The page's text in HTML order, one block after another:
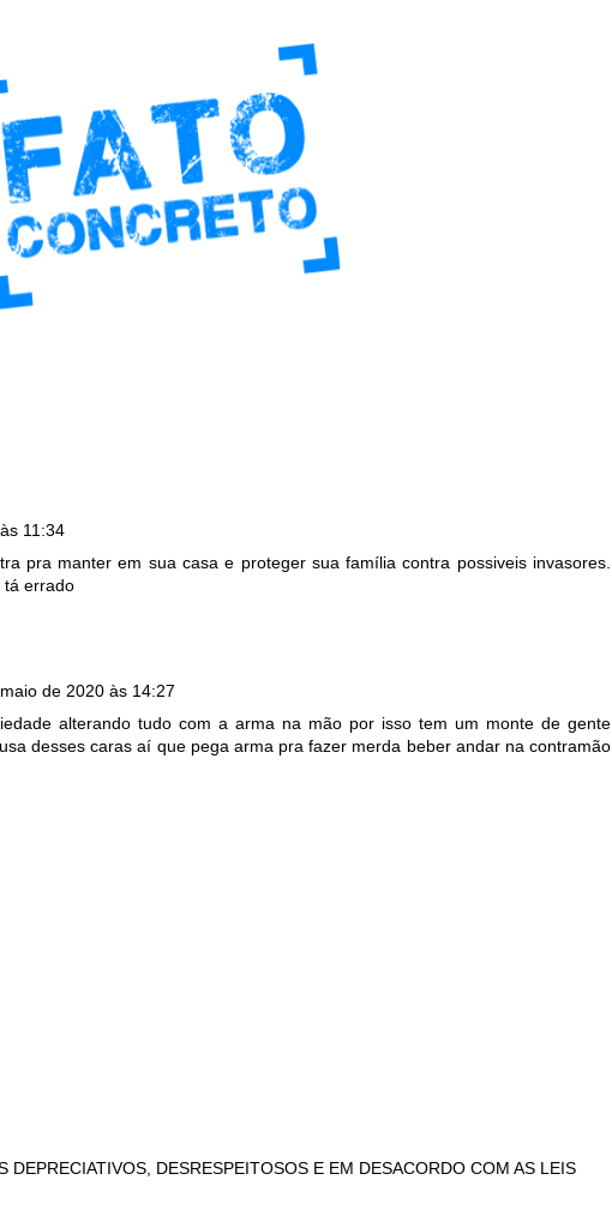
11:34
pra manter em sua casa e proteger sua família contra possiveis invasores.
tá errado
de 2020 às 14:27
alterando tudo com a arma na mão por isso tem um monte de gente
desses caras aí que pega arma pra fazer merda beber andar na contramão
DEPRECIATIVOS, DESRESPEITOSOS E EM DESACORDO COM AS LEIS